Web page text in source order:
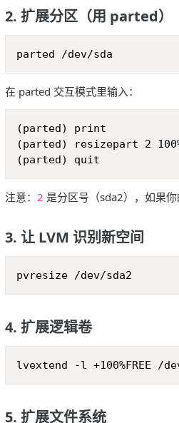
2. 扩展分区（用 parted）
parted /dev/sda
在 parted 交互模式里输入：
(parted) print
(parted) resizepart 2
(parted) quit
注意： 2 是分区号（sda2），如果你
3. 让 LVM 识别新空间
pvresize /dev/sda2
4. 扩展逻辑卷
lvextend -l +100%FREE /
5. 扩展文件系统